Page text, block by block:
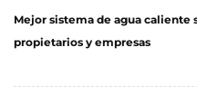
Mejor sistema de agua caliente
propietarios y empresas